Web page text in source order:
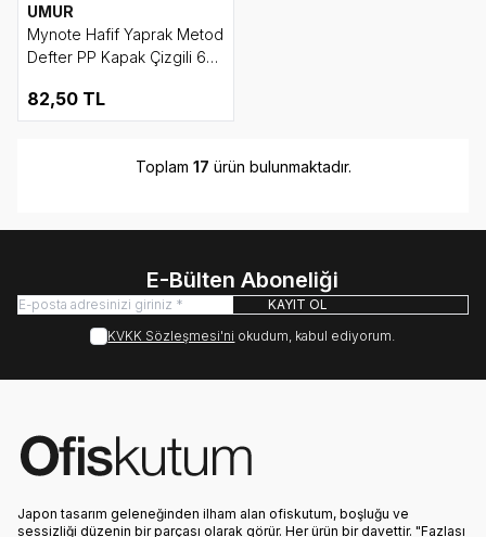
UMUR
Mynote Hafif Yaprak Metod
Defter PP Kapak Çizgili 60
82,50 TL
Toplam 17 ürün bulunmaktadır.
E-Bülten Aboneliği
KAYIT OL
KVKK Sözleşmesi'ni okudum, kabul ediyorum.
Japon tasarım geleneğinden ilham alan ofiskutum, boşluğu ve
sessizliği düzenin bir parçası olarak görür. Her ürün bir davettir. "Fazlası